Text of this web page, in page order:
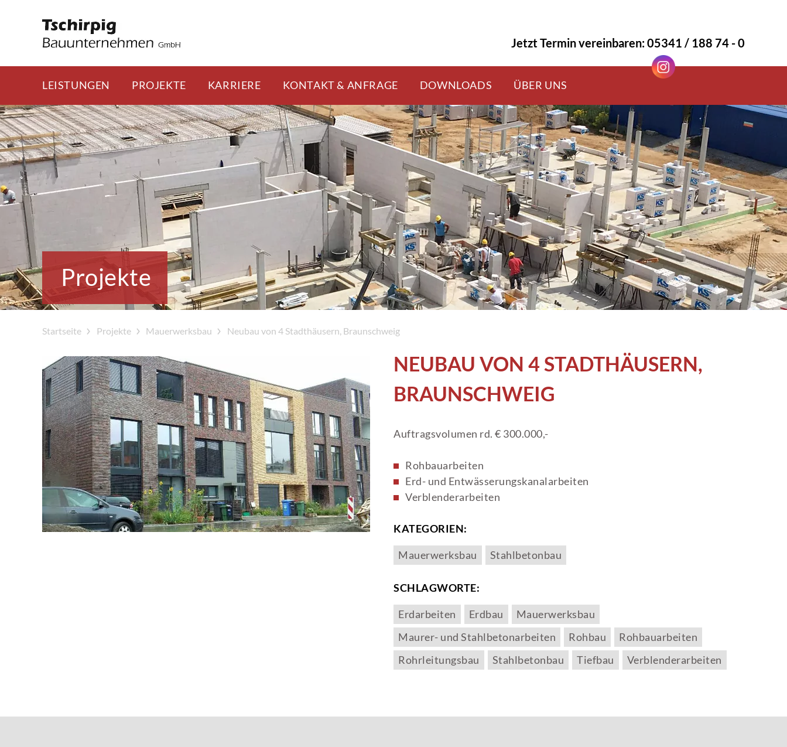
Skip
to
content
Jetzt Termin vereinbaren: 05341 / 188 74 - 0
LEISTUNGEN PROJEKTE KARRIERE KONTAKT & ANFRAGE DOWNLOADS ÜBER UNS
Projekte
Startseite Projekte Mauerwerksbau Neubau von 4 Stadthäusern, Braunschweig
NEUBAU VON 4 STADTHÄUSERN,
BRAUNSCHWEIG
Auftragsvolumen rd. € 300.000,-
Rohbauarbeiten
Erd- und Entwässerungskanalarbeiten
Verblenderarbeiten
KATEGORIEN:
Mauerwerksbau Stahlbetonbau
SCHLAGWORTE:
Erdarbeiten Erdbau
Mauerwerksbau
Maurer- und Stahlbetonarbeiten
Rohbau
Rohbauarbeiten
Rohrleitungsbau
Stahlbetonbau Tiefbau Verblenderarbeiten